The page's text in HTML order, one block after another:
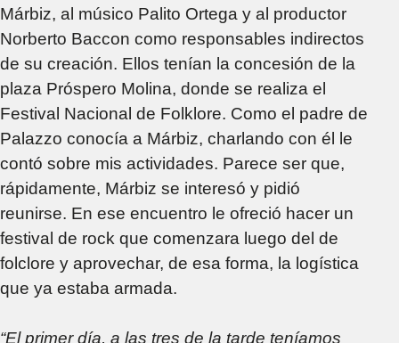
Márbiz, al músico Palito Ortega y al productor
Norberto Baccon como responsables indirectos
de su creación. Ellos tenían la concesión de la
plaza Próspero Molina, donde se realiza el
Festival Nacional de Folklore. Como el padre de
Palazzo conocía a Márbiz, charlando con él le
contó sobre mis actividades. Parece ser que,
rápidamente, Márbiz se interesó y pidió
reunirse. En ese encuentro le ofreció hacer un
festival de rock que comenzara luego del de
folclore y aprovechar, de esa forma, la logística
que ya estaba armada.
“El primer día, a las tres de la tarde teníamos